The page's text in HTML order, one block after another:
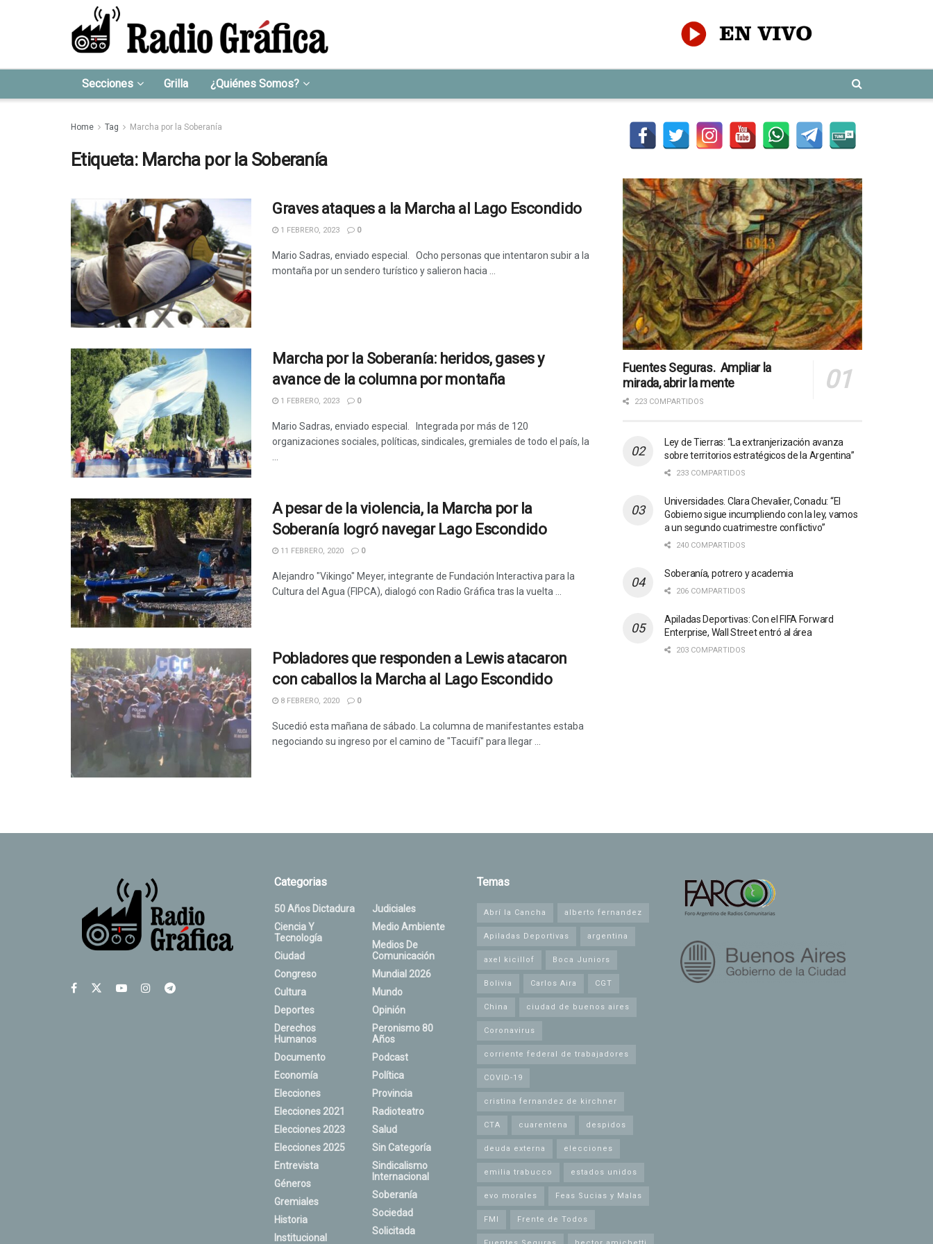
Secciones Grilla ¿Quiénes Somos?
Home Tag Marcha por la Soberanía
Etiqueta: Marcha por la Soberanía
Graves ataques a la Marcha al Lago Escondido
1 FEBRERO, 2023 0
Mario Sadras, enviado especial. Ocho personas que intentaron subir a la
montaña por un sendero turístico y salieron hacia ...
Marcha por la Soberanía: heridos, gases y
avance de la columna por montaña
1 FEBRERO, 2023 0
Mario Sadras, enviado especial. Integrada por más de 120
organizaciones sociales, políticas, sindicales, gremiales de todo el país, la
A pesar de la violencia, la Marcha por la
Soberanía logró navegar Lago Escondido
11 FEBRERO, 2020 0
Alejandro "Vikingo" Meyer, integrante de Fundación Interactiva para la
Cultura del Agua (FIPCA), dialogó con Radio Gráfica tras la vuelta ...
Pobladores que responden a Lewis atacaron
con caballos la Marcha al Lago Escondido
8 FEBRERO, 2020 0
Sucedió esta mañana de sábado. La columna de manifestantes estaba
negociando su ingreso por el camino de "Tacuifí" para llegar ...
Fuentes Seguras. Ampliar la
mirada, abrir la mente
223 COMPARTIDOS
Ley de Tierras: “La extranjerización avanza
sobre territorios estratégicos de la Argentina”
233 COMPARTIDOS
Universidades. Clara Chevalier, Conadu: “El
Gobierno sigue incumpliendo con la ley, vamos
a un segundo cuatrimestre conflictivo”
240 COMPARTIDOS
Soberanía, potrero y academia
206 COMPARTIDOS
Apiladas Deportivas: Con el FIFA Forward
Enterprise, Wall Street entró al área
203 COMPARTIDOS
Categorias
50 Años Dictadura
Ciencia Y
Tecnología
Ciudad
Congreso
Cultura
Deportes
Derechos
Humanos
Documento
Economía
Elecciones
Elecciones 2021
Elecciones 2023
Elecciones 2025
Entrevista
Géneros
Gremiales
Historia
Institucional
Judiciales
Medio Ambiente
Medios De
Comunicación
Mundial 2026
Mundo
Opinión
Peronismo 80
Años
Podcast
Política
Provincia
Radioteatro
Salud
Sin Categoría
Sindicalismo
Internacional
Soberanía
Sociedad
Solicitada
Temas
Abrí la Cancha alberto fernandez
Apiladas Deportivas argentina
axel kicillof Boca Juniors
Bolivia Carlos Aira CGT
China ciudad de buenos aires
Coronavirus
corriente federal de trabajadores
COVID-19
cristina fernandez de kirchner
CTA cuarentena despidos
deuda externa elecciones
emilia trabucco estados unidos
evo morales Feas Sucias y Malas
FMI Frente de Todos